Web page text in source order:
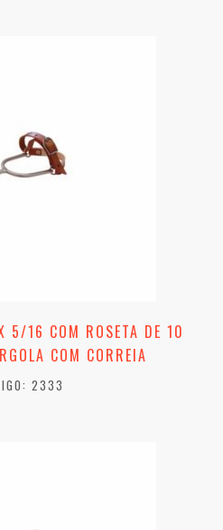
5/16 COM ROSETA DE 10
COM CORREIA
2333